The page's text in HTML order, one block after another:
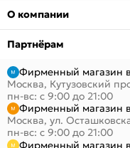
О компании
Партнёрам
Фирменный магазин
Москва, Кутузовский
пн-вс: с 9:00 до 21:00
Фирменный магазин
Москва, ул.
пн-вс: с 9:00 до 21:00
Фирменный магазин